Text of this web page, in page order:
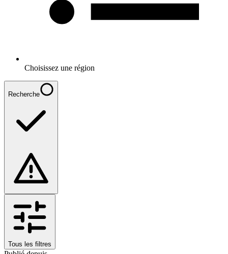
Choisissez une région
Recherche
Tous les filtres